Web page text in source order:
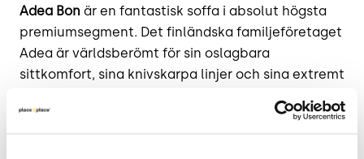
Adea Bon är en fantastisk soffa i absolut högsta
premiumsegment. Det finländska familjeföretaget
Adea är världsberömt för sin oslagbara
sittkomfort, sina knivskarpa linjer och sina extremt
duntops i sina plymåer för att ge den där perfekta